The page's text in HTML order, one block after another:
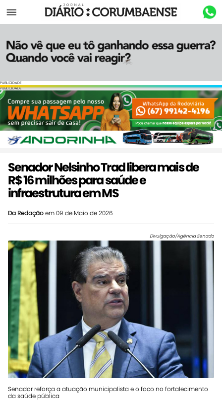
Menu
PUBLICIDADE
PUBLICIDADE
Senador Nelsinho Trad libera mais de
R$ 16 milhões para saúde e
infraestrutura em MS
Da Redaçãoem 09 de Maio de 2026
Divulgação/Agência Senado
Senador reforça a atuação municipalista e o foco no fortalecimento
da saúde pública